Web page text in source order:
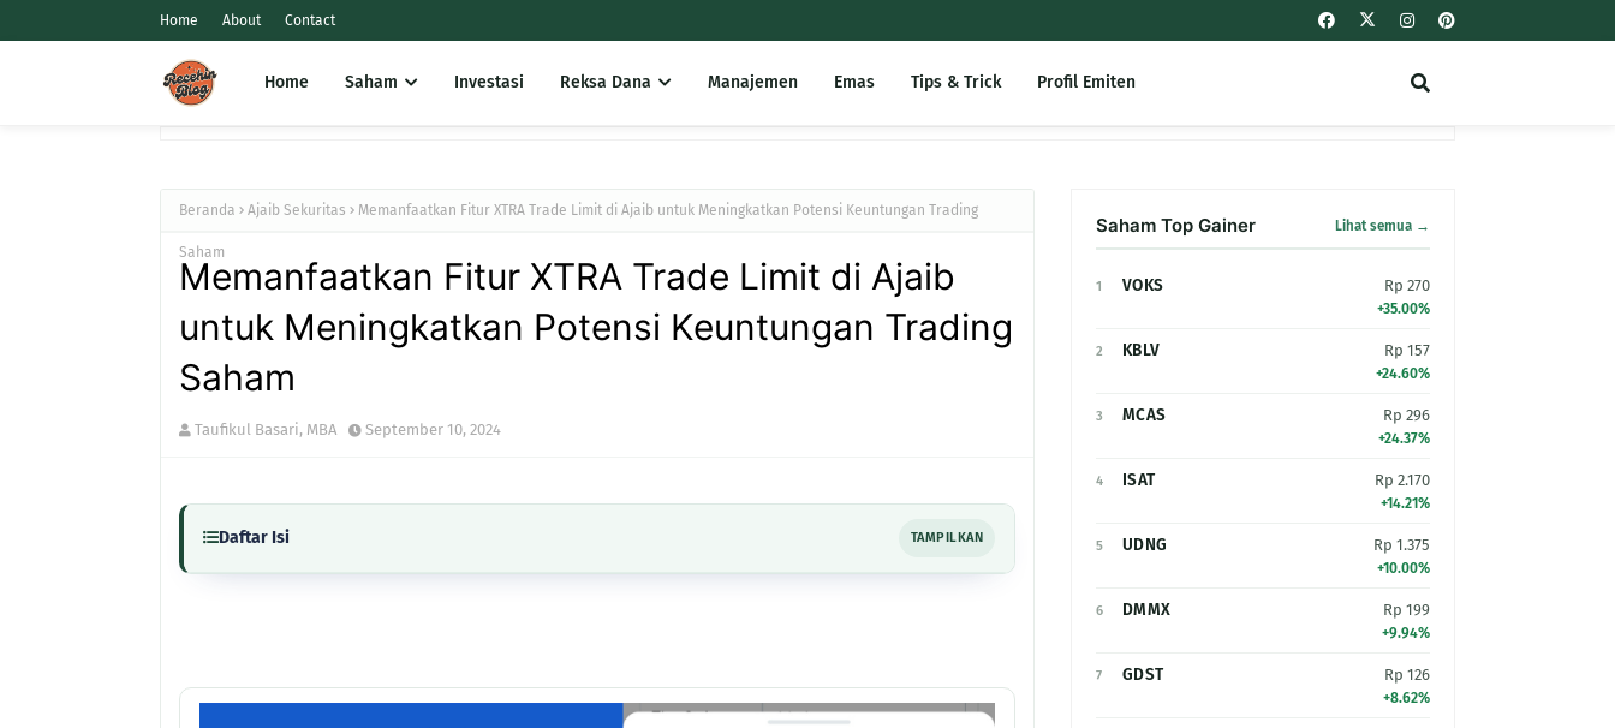
Home About Contact
Home Saham Investasi Reksa Dana Manajemen Emas Tips & Trick Profil Emiten
Beranda Ajaib Sekuritas Memanfaatkan Fitur XTRA Trade Limit di Ajaib untuk Meningkatkan Potensi Keuntungan Trading
Saham
Memanfaatkan Fitur XTRA Trade Limit di Ajaib
untuk Meningkatkan Potensi Keuntungan Trading
Saham
Taufikul Basari, MBA September 10, 2024
Daftar Isi TAMPILKAN
Saham Top Gainer Lihat semua →
1 VOKS Rp 270
+35.00%
2 KBLV Rp 157
+24.60%
3 MCAS Rp 296
+24.37%
4 ISAT Rp 2.170
+14.21%
5 UDNG Rp 1.375
+10.00%
6 DMMX Rp 199
+9.94%
7 GDST Rp 126
+8.62%